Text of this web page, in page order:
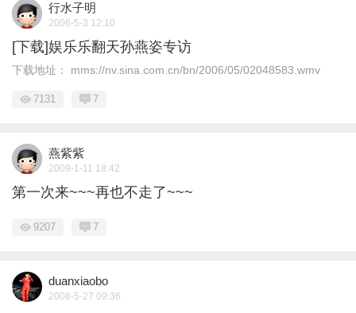
行水子明
2006-5-3 12:10
[下载]娱乐乐翻天孙燕姿专访
下载地址： mms://nv.sina.com.cn/bn/2006/05/02048583.wmv
7131 7
燕紫紫
2009-1-11 18:42
第一次来~~~再也不走了~~~
9207 7
duanxiaobo
2008-5-27 09:36